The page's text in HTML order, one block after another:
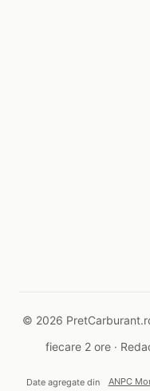
© 2026
fiecare 2 ore ·
Date agregate din ANPC